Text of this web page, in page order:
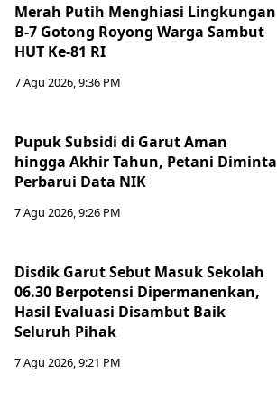
Merah Putih Menghiasi Lingkungan
B-7 Gotong Royong Warga Sambut
HUT Ke-81 RI
7 Agu 2026, 9:36 PM
Pupuk Subsidi di Garut Aman
hingga Akhir Tahun, Petani Diminta
Perbarui Data NIK
7 Agu 2026, 9:26 PM
Disdik Garut Sebut Masuk Sekolah
06.30 Berpotensi Dipermanenkan,
Hasil Evaluasi Disambut Baik
Seluruh Pihak
7 Agu 2026, 9:21 PM